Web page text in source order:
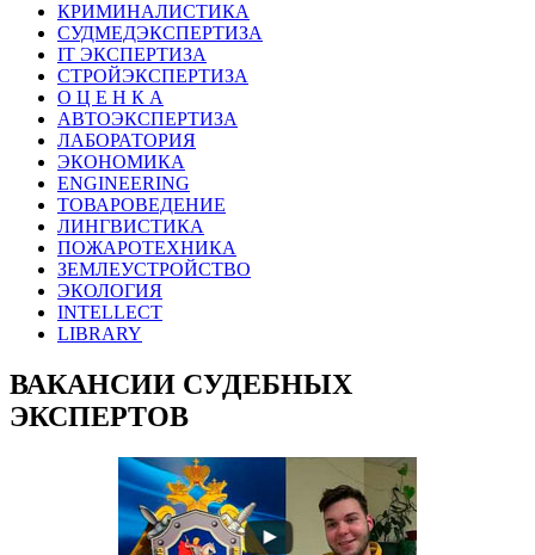
КРИМИНАЛИСТИКА
СУДМЕДЭКСПЕРТИЗА
IT ЭКСПЕРТИЗА
СТРОЙЭКСПЕРТИЗА
О Ц Е Н К А
АВТОЭКСПЕРТИЗА
ЛАБОРАТОРИЯ
ЭКОНОМИКА
ENGINEERING
ТОВАРОВЕДЕНИЕ
ЛИНГВИСТИКА
ПОЖАРОТЕХНИКА
ЗЕМЛЕУСТРОЙСТВО
ЭКОЛОГИЯ
INTELLECT
LIBRARY
ВАКАНСИИ СУДЕБНЫХ
ЭКСПЕРТОВ